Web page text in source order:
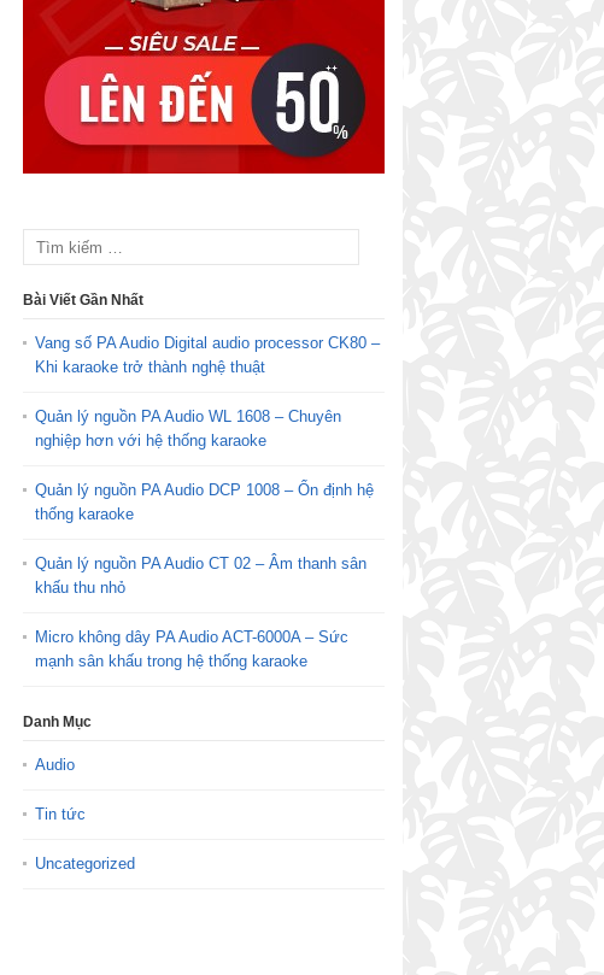
Bài Viết Gần Nhất
Vang số PA Audio Digital audio processor CK80 –
Khi karaoke trở thành nghệ thuật
Quản lý nguồn PA Audio WL 1608 – Chuyên
nghiệp hơn với hệ thống karaoke
Quản lý nguồn PA Audio DCP 1008 – Ổn định hệ
thống karaoke
Quản lý nguồn PA Audio CT 02 – Âm thanh sân
khấu thu nhỏ
Micro không dây PA Audio ACT-6000A – Sức
mạnh sân khấu trong hệ thống karaoke
Danh Mục
Audio
Tin tức
Uncategorized